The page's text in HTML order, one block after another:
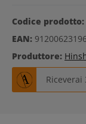
Codice prodotto:
EAN:
Produttore: